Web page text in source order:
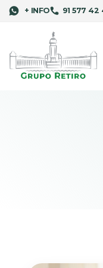
+ INFO 91 577 42